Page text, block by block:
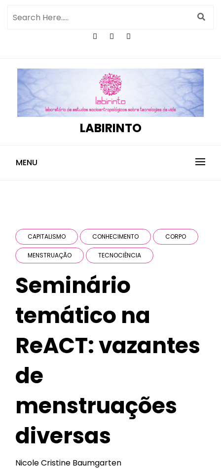
LABIRINTO
MENU
CAPITALISMO CONHECIMENTO CORPO
MENSTRUAÇÃO TECNOCIÊNCIA
Seminário
temático na
ReACT: vazantes
de
menstruações
diversas
Nicole Cristine Baumgarten